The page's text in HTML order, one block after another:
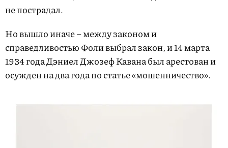
не пострадал.
Но вышло иначе – между законом и
справедливостью Фоли выбрал закон, и 14 марта
1934 года Дэниел Джозеф Кавана был арестован и
осужден на два года по статье «мошенничество».